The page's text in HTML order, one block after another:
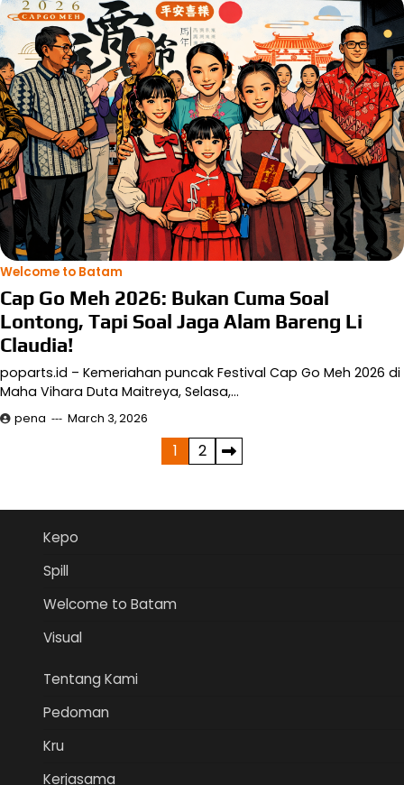
Welcome to Batam
Cap Go Meh 2026: Bukan Cuma Soal
Lontong, Tapi Soal Jaga Alam Bareng Li
Claudia!
poparts.id – Kemeriahan puncak Festival Cap Go Meh 2026 di
Maha Vihara Duta Maitreya, Selasa,…
pena March 3, 2026
1 2
Kepo
Spill
Welcome to Batam
Visual
Tentang Kami
Pedoman
Kru
Kerjasama